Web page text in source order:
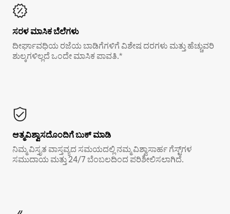
ಸರಳ ಮಾಸಿಕ ಬೆಲೆಗಳು
ದೀರ್ಘಾವಧಿಯ ರಜೆಯ ಬಾಡಿಗೆಗಳಿಗೆ ವಿಶೇಷ ದರಗಳು ಮತ್ತು ಹೆಚ್ಚುವರಿ
ಶುಲ್ಕಗಳಿಲ್ಲದೆ ಒಂದೇ ಮಾಸಿಕ ಪಾವತಿ.*
ಆತ್ಮವಿಶ್ವಾಸದೊಂದಿಗೆ ಬುಕ್ ಮಾಡಿ
ನಿಮ್ಮ ವಿಸ್ತೃತ ವಾಸ್ತವ್ಯದ ಸಮಯದಲ್ಲಿ ನಮ್ಮ ವಿಶ್ವಾಸಾರ್ಹ ಗೆಸ್ಟ್‌ಗಳ
ಸಮುದಾಯ ಮತ್ತು 24/7 ಬೆಂಬಲದಿಂದ ಪರಿಶೀಲಿಸಲಾಗಿದೆ.